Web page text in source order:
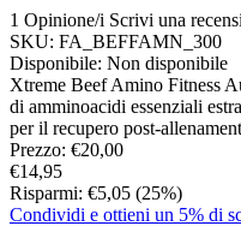
1 Opinione/i Scrivi una
SKU: FA_BEFFAMN_300
Disponibile: Non disponibile
Xtreme Beef Amino Fitness
di amminoacidi essenziali
per il recupero post-
Prezzo: €20,00
€14,95
Risparmi: €5,05 (25%)
Condividi e ottieni un 5% di